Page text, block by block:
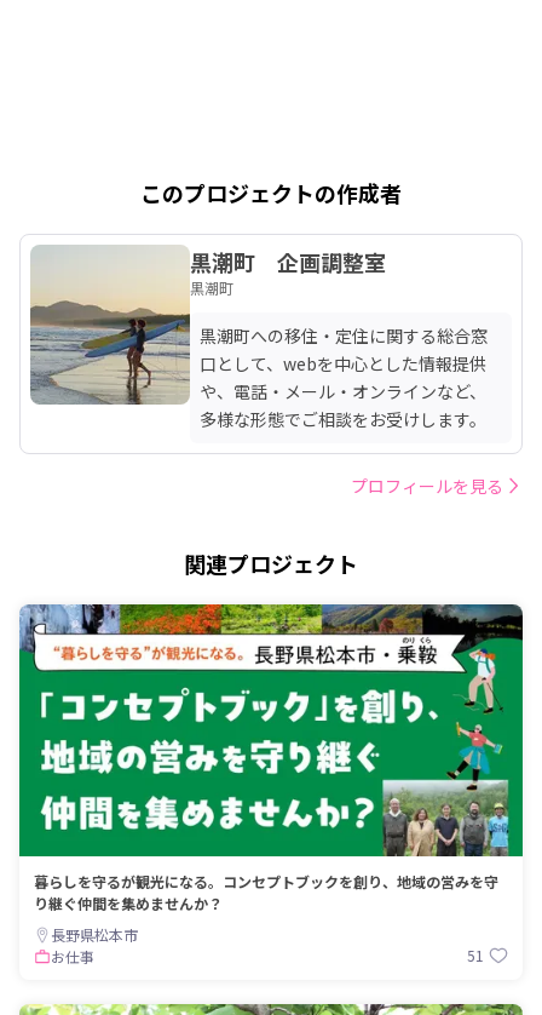
このプロジェクトの作成者
黒潮町 企画調整室
黒潮町
黒潮町への移住・定住に関する総合窓
口として、webを中心とした情報提供
や、電話・メール・オンラインなど、
多様な形態でご相談をお受けします。
プロフィールを見る
関連プロジェクト
暮らしを守るが観光になる。コンセプトブックを創り、地域の営みを守
り継ぐ仲間を集めませんか？
長野県松本市
お仕事
51